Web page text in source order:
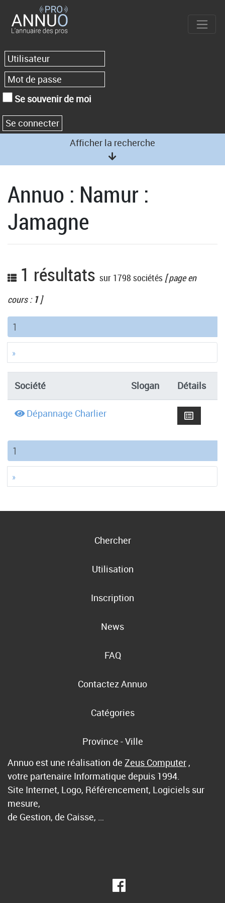
Se souvenir de moi
Afficher la recherche
Annuo : Namur :
Jamagne
1 résultats sur 1798 sociétés [ page en
cours : 1]
1
»
Société Slogan Détails
Dépannage Charlier
1
»
Chercher
Utilisation
Inscription
News
FAQ
Contactez Annuo
Catégories
Province - Ville
Annuo est une réalisation de Zeus Computer ,
votre partenaire Informatique depuis 1994.
Site Internet, Logo, Référencement, Logiciels sur
mesure,
de Gestion, de Caisse, …